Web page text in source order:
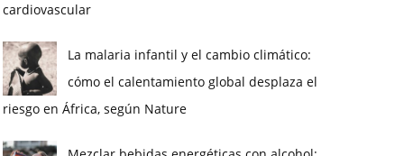
cardiovascular
La malaria infantil y el cambio climático:
cómo el calentamiento global desplaza el
riesgo en África, según Nature